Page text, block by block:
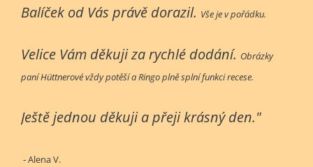
Balíček od Vás právě dorazil. Vše je v pořádku.
Velice Vám děkuji za rychlé dodání. Obrázky
paní Hüttnerové vždy potěší a Ringo plně splní funkci recese.
Ještě jednou děkuji a přeji krásný den."
- Alena V.